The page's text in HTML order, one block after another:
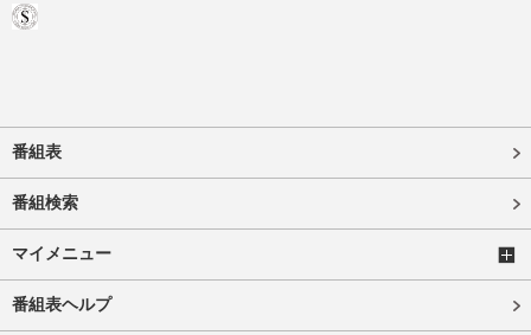
番組表
番組検索
マイメニュー
番組表ヘルプ